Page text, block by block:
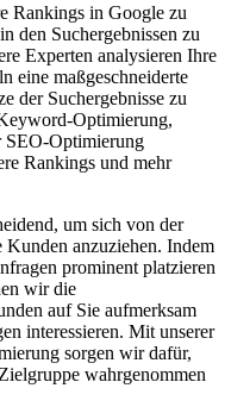
Rankings in Google zu
den Suchergebnissen zu
Experten analysieren Ihre
eine maßgeschneiderte
der Suchergebnisse zu
Optimierung,
SEO-Optimierung
Rankings und mehr
um sich von der
anzuziehen. Indem
prominent platzieren
wir die
auf Sie aufmerksam
interessieren. Mit unserer
sorgen wir dafür,
wahrgenommen